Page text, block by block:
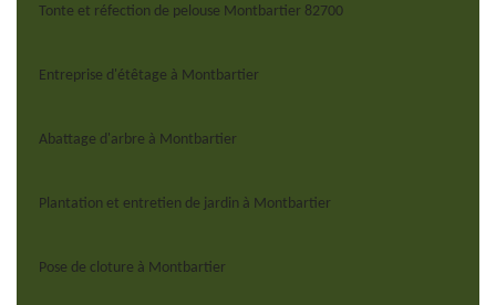
Tonte et réfection de pelouse Montbartier 82700
Entreprise d'étêtage à Montbartier
Abattage d'arbre à Montbartier
Plantation et entretien de jardin à Montbartier
Pose de cloture à Montbartier